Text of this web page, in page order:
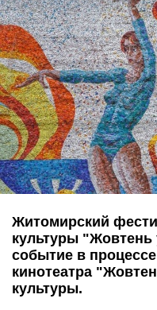
Житомирский
культуры
событие в
кинотеатра
культуры.